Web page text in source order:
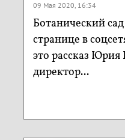
09 Мая 2020, 16:34
Ботанический
странице в
это рассказ
директор...